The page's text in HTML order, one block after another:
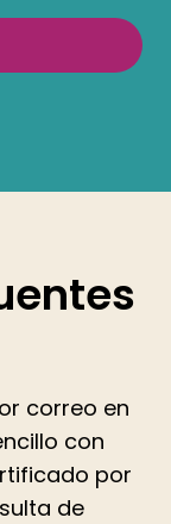
correo en
con
por
de